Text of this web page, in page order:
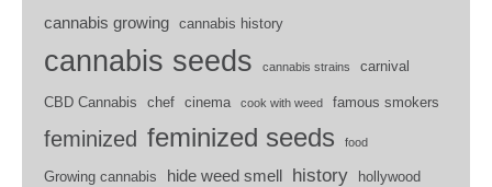
cannabis growing cannabis history
cannabis seeds cannabis strains carnival
CBD Cannabis chef cinema cook with weed famous smokers
feminized feminized seeds food
Growing cannabis hide weed smell history
hollywood